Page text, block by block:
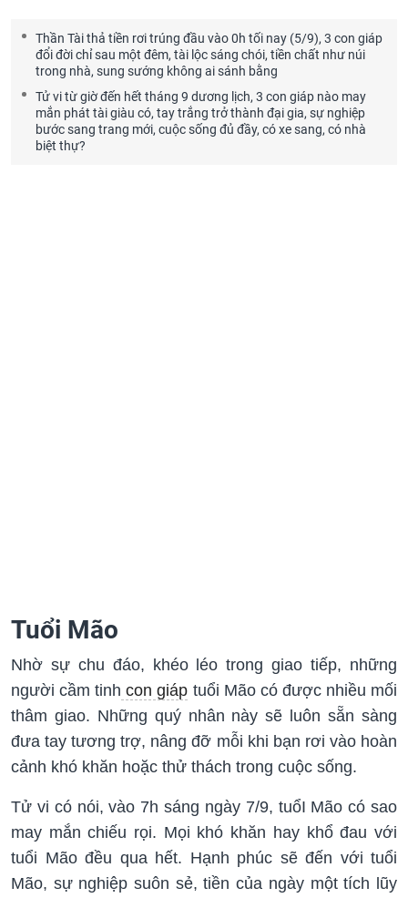
Thần Tài thả tiền rơi trúng đầu vào 0h tối nay (5/9), 3 con giáp
đổi đời chỉ sau một đêm, tài lộc sáng chói, tiền chất như núi
trong nhà, sung sướng không ai sánh bằng
Tử vi từ giờ đến hết tháng 9 dương lịch, 3 con giáp nào may
mắn phát tài giàu có, tay trắng trở thành đại gia, sự nghiệp
bước sang trang mới, cuộc sống đủ đầy, có xe sang, có nhà
biệt thự?
Tuổi Mão
Nhờ sự chu đáo, khéo léo trong giao tiếp, những
người cầm tinh con giáp tuổi Mão có được nhiều mối
thâm giao. Những quý nhân này sẽ luôn sẵn sàng
đưa tay tương trợ, nâng đỡ mỗi khi bạn rơi vào hoàn
cảnh khó khăn hoặc thử thách trong cuộc sống.
Tử vi có nói, vào 7h sáng ngày 7/9, tuổI Mão có sao
may mắn chiếu rọi. Mọi khó khăn hay khổ đau với
tuổi Mão đều qua hết. Hạnh phúc sẽ đến với tuổi
Mão, sự nghiệp suôn sẻ, tiền của ngày một tích lũy